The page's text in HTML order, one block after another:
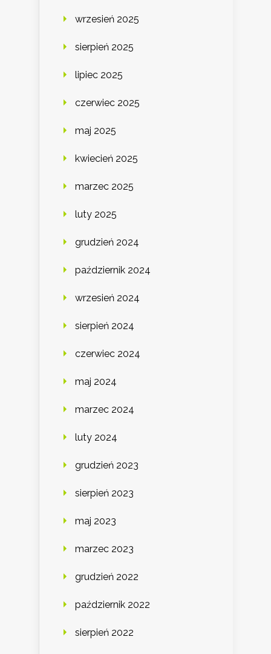
wrzesień 2025
sierpień 2025
lipiec 2025
czerwiec 2025
maj 2025
kwiecień 2025
marzec 2025
luty 2025
grudzień 2024
październik 2024
wrzesień 2024
sierpień 2024
czerwiec 2024
maj 2024
marzec 2024
luty 2024
grudzień 2023
sierpień 2023
maj 2023
marzec 2023
grudzień 2022
październik 2022
sierpień 2022